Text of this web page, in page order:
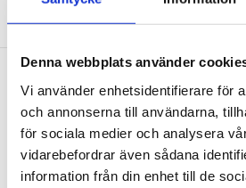
Denna webbplats använder
Vi använder enhetsidentifierare för
och annonserna till användarna,
för sociala medier och analysera
vidarebefordrar även sådana
information från din enhet till de